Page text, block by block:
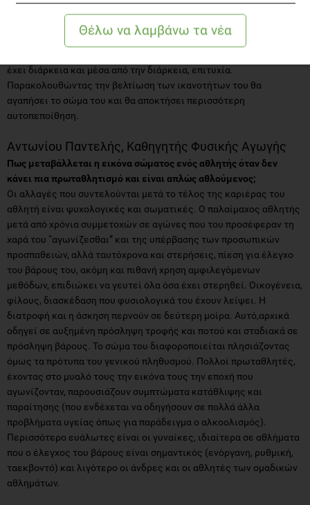
των δυνατοτήτων του. Θα πρέπει να επιλέξει δραστηριότητες
που θα είναι ευχάριστες και θα του προσφέρουν ευεξία χωρίς να
έχει διάρκεια και μέσα από την διάρκεια, επιτυχία.
Παρακολουθώντας την βελτίωση των ικανοτήτων του θα
αγαπήσει το σώμα του και θα αποκτήσει περισσότερη
αυτοπεποίθηση.
Αντωνίου Παντελής, Καθηγητής Φυσικής Αγωγής
Πως μεταβάλλεται η εικόνα σώματος ενός αθλητής όταν δεν
κάνει πια πρωταθλητισμό και είναι απλώς αθλούμενος;
Οι αλλαγές που συντελούνται μετά το τέλος της καριέρας του
αθλητή είναι ψυχολογικές και σωματικές. Ο παλαίμαχος αθλητής
μετά από χρόνια συμμετοχών σε αγώνες που του προσέφεραν τη
χαρά του “αγωνίζεσθαι” και της υπέρβασης των προσωπικών
προσπαθειών, αλλά ταυτόχρονα και στερήσεις, πίεση για έλεγχο
του βάρους του, ακόμη και πιθανή χρηση αμφιλεγόμενων
μεθόδων, επιδιώκει να γευτεί όλα όσα έχει στερηθεί. Οικογένεια,
φίλους, διασκέδαση που φυσιολογικά του έχουν λείψει. Η
διατροφή και η άσκηση περνούν σε δεύτερη μοίρα. Αυτό,αρχικά
οδηγεί σε αυξημένη πρόσληψη τροφής και ποτού και σταδιακά σε
πρόσληψη βάρους. Το σώμα του διαφοροποιείται πλησιάζοντας
όμως τα πρότυπα του γενικού πληθυσμού. Πολλοί πρωταθλητές,
έχοντας στο μυαλό τους την εικόνα τους την εποχή που
αγωνίζονταν, παρουσιάζουν συμπτώματα κατάθλιψης και
παραίτησης (που ενδέχεται να οδηγήσουν σε πολλά άλλα
προβλήματα υγείας όπως για παράδειγμα ο αλκοολισμός).
Περισσότερο ευάλωτες είναι οι γυναίκες, ιδιαίτερα σε αθλήματα
που ο έλεγχος του βάρους είναι σημαντικός (ενόργανη, ρυθμική,
ταεκβοντό) και λιγότερο οι άνδρες και οι αθλητές των ομαδικών
αθλημάτων.